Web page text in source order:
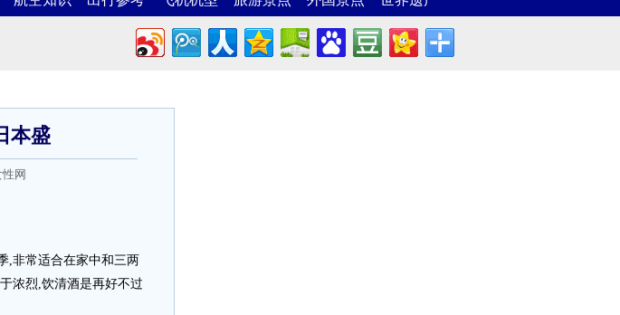
本盛
网
非常适合在家中和三两
浓烈,饮清酒是再好不过